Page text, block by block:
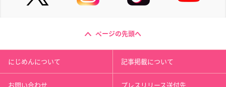
ページの先頭へ
にじめんについて 記事掲載について
お問い合わせ プレスリリース送付先